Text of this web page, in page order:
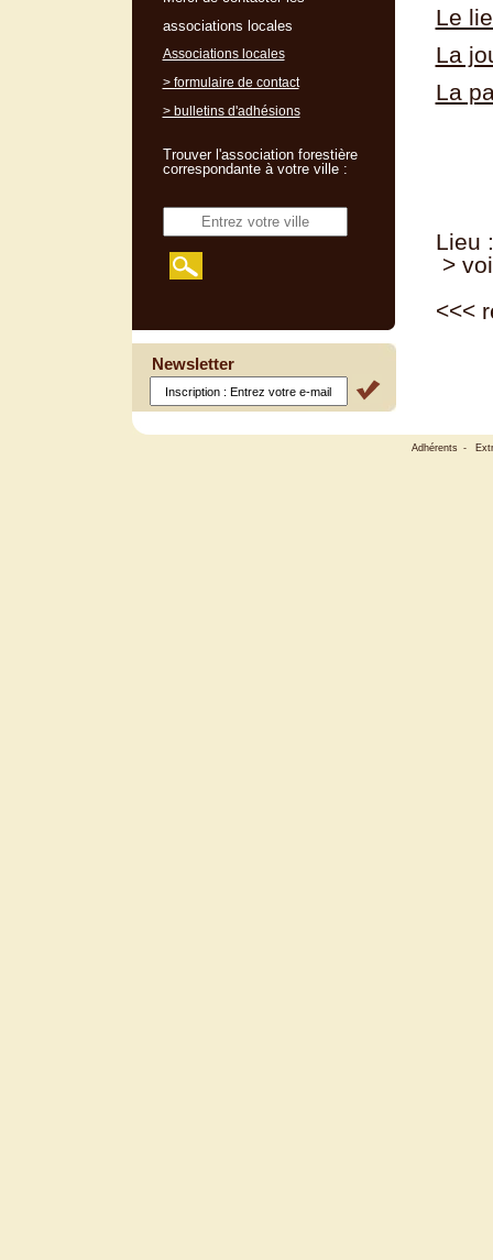
Le
La
La
Lieu
>
<<<
associations locales
Associations locales
> formulaire de contact
> bulletins d'adhésions
Trouver l'association forestière
correspondante à votre ville :
Newsletter
Adhérents -